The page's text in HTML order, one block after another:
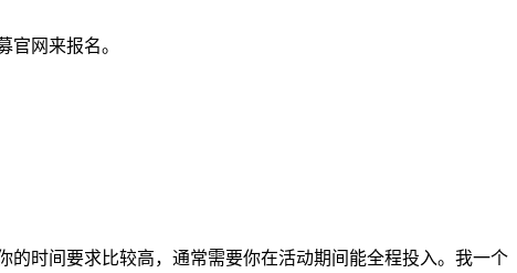
网来报名。
时间要求比较高，通常需要你在活动期间能全程投入。我一个